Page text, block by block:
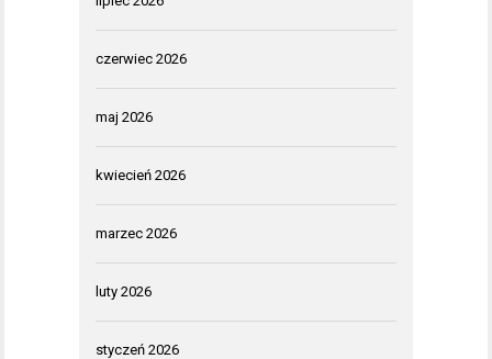
czerwiec 2026
maj 2026
kwiecień 2026
marzec 2026
luty 2026
styczeń 2026